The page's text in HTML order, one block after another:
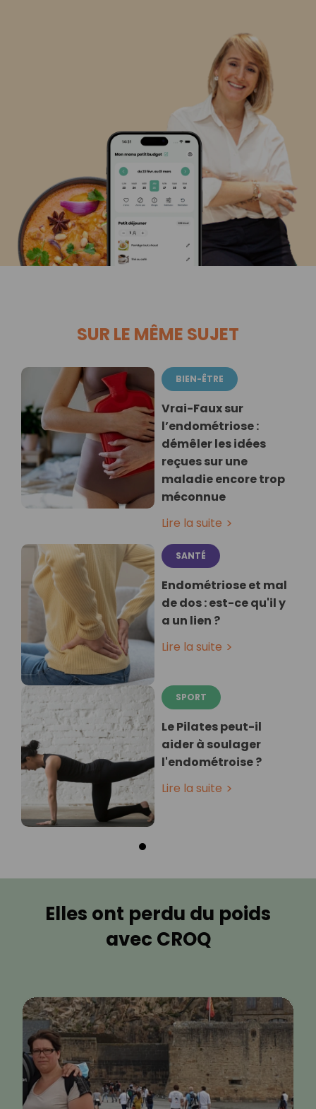
SUR LE MÊME SUJET
BIEN-ÊTRE
Vrai-Faux sur
l’endométriose :
démêler les idées
reçues sur une
maladie encore trop
méconnue
Lire la suite
SANTÉ
Endométriose et mal
de dos : est-ce qu'il y
a un lien ?
Lire la suite
SPORT
Le Pilates peut-il
aider à soulager
l'endométroise ?
Lire la suite
Elles ont perdu du poids
avec CROQ